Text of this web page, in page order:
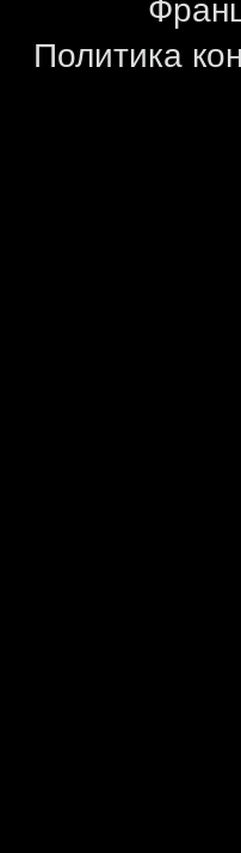
Политика